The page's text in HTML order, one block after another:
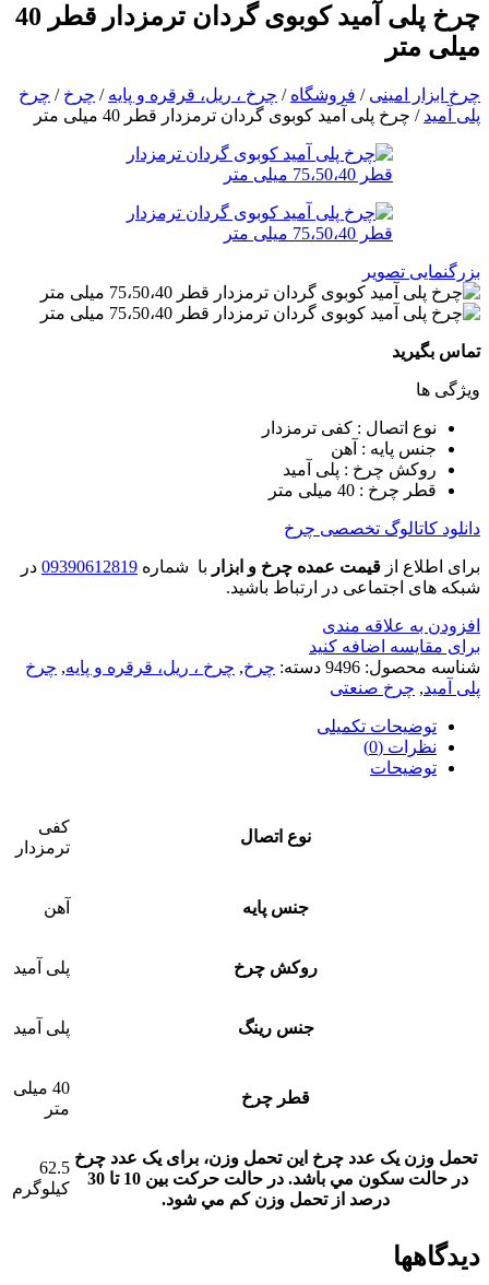
چرخ پلی آمید کوبوی گردان ترمزدار قطر 40
میلی متر
چرخ ابزار امینی / فروشگاه / چرخ ، ریل، قرقره و پایه / چرخ / چرخ
پلی آمید / چرخ پلی آمید کوبوی گردان ترمزدار قطر 40 میلی متر
بزرگنمایی تصویر
تماس بگیرید
ویژگی ها
نوع اتصال : کفی ترمزدار
جنس پایه : آهن
روکش چرخ : پلی آمید
قطر چرخ : 40 میلی متر
دانلود کاتالوگ تخصصی چرخ
برای اطلاع از قیمت عمده چرخ و ابزار با شماره 09390612819 در
شبکه های اجتماعی در ارتباط باشید.
افزودن به علاقه مندی
برای مقایسه اضافه کنید
شناسه محصول: 9496 دسته: چرخ, چرخ ، ریل، قرقره و پایه, چرخ
پلی آمید, چرخ صنعتی
توضیحات تکمیلی
نظرات (0)
توضیحات
نوع اتصال
کفی
ترمزدار
جنس پایه آهن
روکش چرخ پلی آمید
جنس رینگ پلی آمید
قطر چرخ
40 میلی
متر
تحمل وزن یک عدد چرخ این تحمل وزن، برای يک عدد چرخ
درصد از تحمل وزن کم مي شود.
62.5
کیلوگرم
دیدگاهها